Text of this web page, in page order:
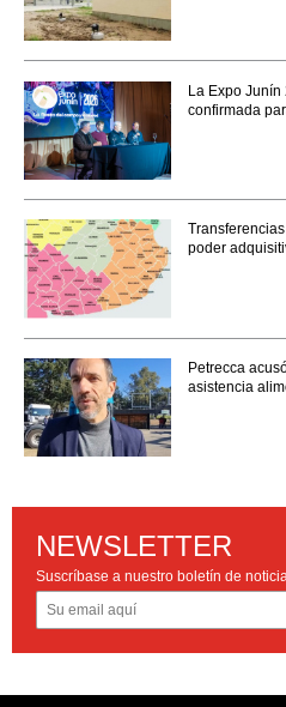
La Expo Junín
confirmada
poder
Petrecca
asistencia
NEWSLETTER
Suscríbase a nuestro boletín de